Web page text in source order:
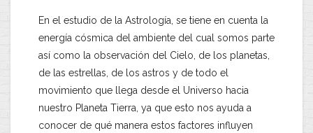
En el estudio de la Astrología, se tiene en cuenta la
energía cósmica del ambiente del cual somos parte
así como la observación del Cielo, de los planetas,
de las estrellas, de los astros y de todo el
movimiento que llega desde el Universo hacia
nuestro Planeta Tierra, ya que esto nos ayuda a
conocer de qué manera estos factores influyen